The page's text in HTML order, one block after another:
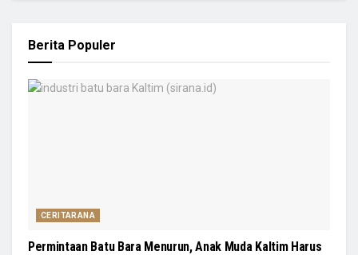
Berita Populer
CERITARANA
Permintaan Batu Bara Menurun, Anak Muda Kaltim Harus